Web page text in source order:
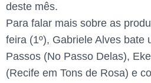
deste mês.
Para falar mais sobre as
feira (1º), Gabriele Alves bate
Passos (No Passo Delas),
(Recife em Tons de Rosa) e